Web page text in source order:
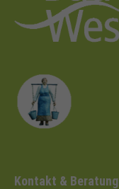
Kontakt & Beratung